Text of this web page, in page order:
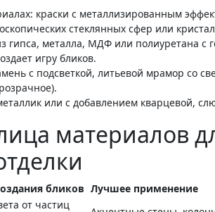
краски с металлизированным
стеклянных сфер или
гипса, металла, МДФ или полиуретана с
игру бликов.
с подсветкой, литьевой мрамор со
или с добавлением кварцевой,
материалов
бликов Лучшее применение
от частиц